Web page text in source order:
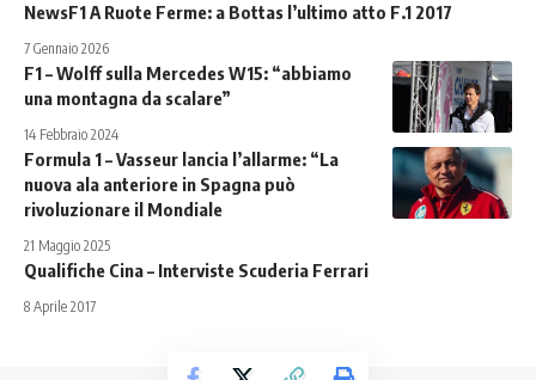
NewsF1 A Ruote Ferme: a Bottas l’ultimo atto F.1 2017
7 Gennaio 2026
F1 – Wolff sulla Mercedes W15: “abbiamo
una montagna da scalare”
14 Febbraio 2024
Formula 1 – Vasseur lancia l’allarme: “La
nuova ala anteriore in Spagna può
rivoluzionare il Mondiale
21 Maggio 2025
Qualifiche Cina – Interviste Scuderia Ferrari
8 Aprile 2017